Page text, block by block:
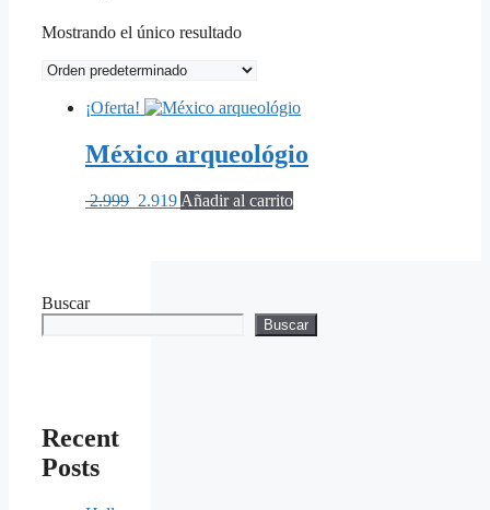
Mostrando el único resultado
¡Oferta!
México arqueológio
2.999 El
2.919ElAñadir al carrito
Buscar
Buscar
Recent
Posts